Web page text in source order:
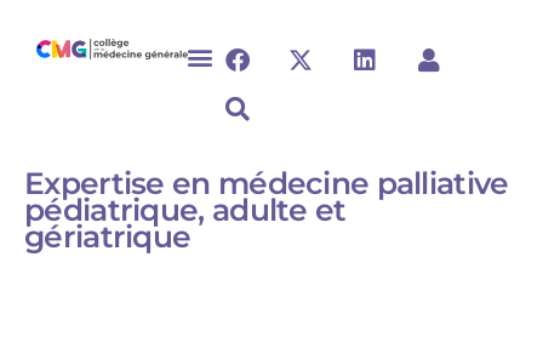
Expertise en médecine palliative
pédiatrique, adulte et
gériatrique